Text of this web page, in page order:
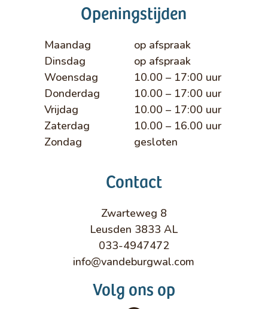
Openingstijden
Maandag
Dinsdag
Woensdag
Donderdag
Vrijdag
Zaterdag
Zondag
op afspraak
op afspraak
10.00 – 17:00 uur
10.00 – 17:00 uur
10.00 – 17:00 uur
10.00 – 16.00 uur
gesloten
Contact
Zwarteweg 8
Leusden 3833 AL
033-4947472
info@vandeburgwal.com
Volg ons op